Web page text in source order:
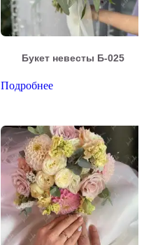
Букет невесты Б-025
Подробнее